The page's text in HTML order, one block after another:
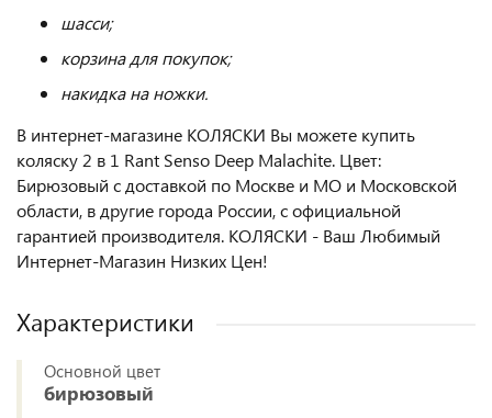
шасси;
корзина для покупок;
накидка на ножки.
В интернет-магазине КОЛЯСКИ Вы можете купить
коляску 2 в 1 Rant Senso Deep Malachite. Цвет:
Бирюзовый с доставкой по Москве и МО и Московской
области, в другие города России, с официальной
гарантией производителя. КОЛЯСКИ - Ваш Любимый
Интернет-Магазин Низких Цен!
Характеристики
Основной цвет
бирюзовый